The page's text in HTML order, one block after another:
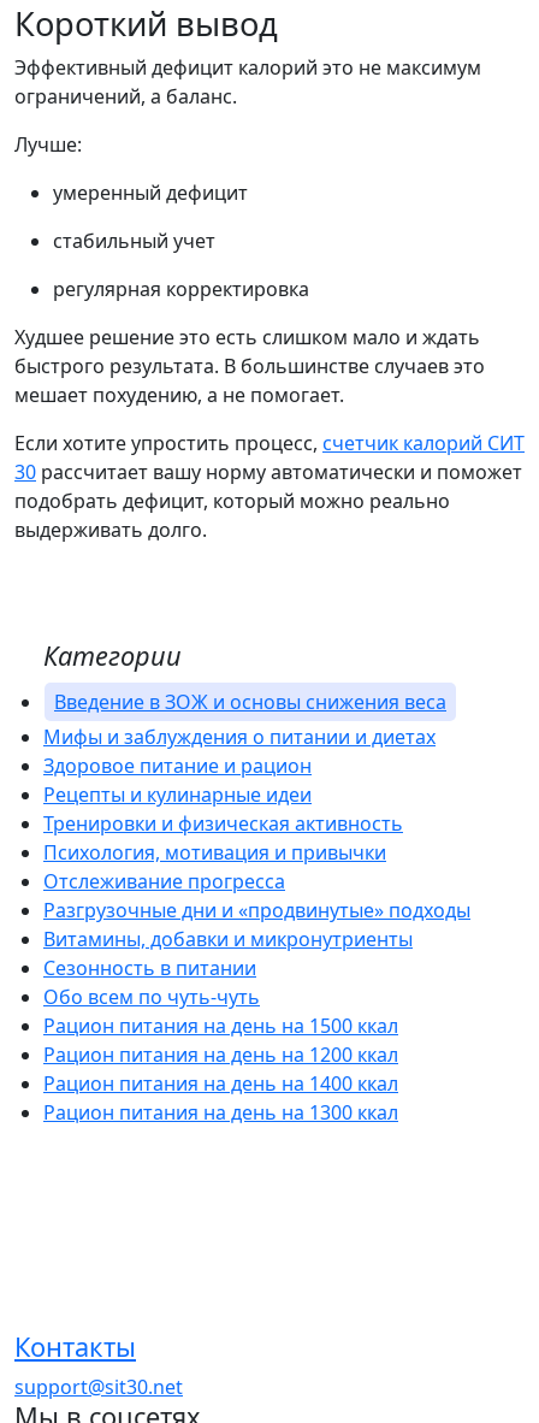
Короткий вывод
Эффективный дефицит калорий это не максимум
ограничений, а баланс.
Лучше:
умеренный дефицит
стабильный учет
регулярная корректировка
Худшее решение это есть слишком мало и ждать
быстрого результата. В большинстве случаев это
мешает похудению, а не помогает.
Если хотите упростить процесс, счетчик калорий СИТ
30 рассчитает вашу норму автоматически и поможет
подобрать дефицит, который можно реально
выдерживать долго.
Категории
Введение в ЗОЖ и основы снижения веса
Мифы и заблуждения о питании и диетах
Здоровое питание и рацион
Рецепты и кулинарные идеи
Тренировки и физическая активность
Психология, мотивация и привычки
Отслеживание прогресса
Разгрузочные дни и «продвинутые» подходы
Витамины, добавки и микронутриенты
Сезонность в питании
Обо всем по чуть-чуть
Рацион питания на день на 1500 ккал
Рацион питания на день на 1200 ккал
Рацион питания на день на 1400 ккал
Рацион питания на день на 1300 ккал
Контакты
support@sit30.net